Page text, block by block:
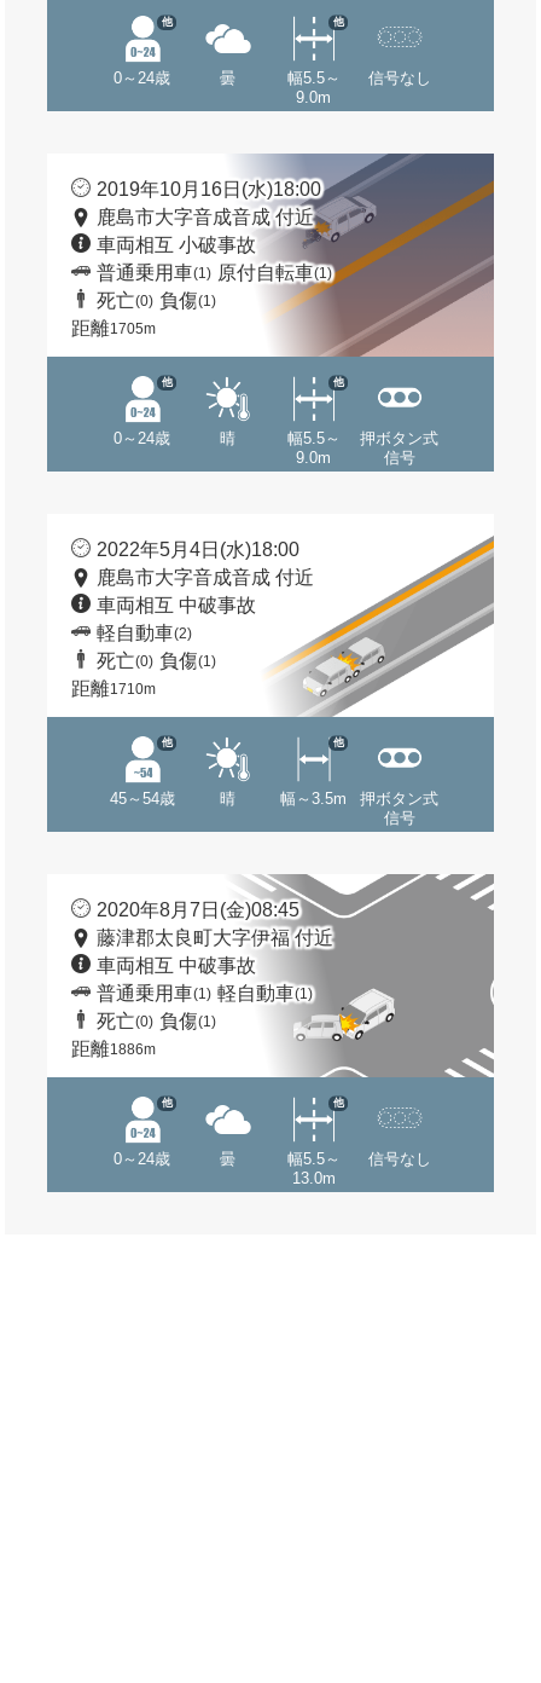
0～24歳
他
曇
幅5.5～
9.0m
他
信号なし
2019年10月16日(水)18:00
鹿島市大字音成音成 付近
車両相互 小破事故
普通乗用車(1) 原付自転車(1)
死亡(0) 負傷(1)
距離1705m
0～24歳
他
晴
幅5.5～
9.0m
他
押ボタン式
信号
2022年5月4日(水)18:00
鹿島市大字音成音成 付近
車両相互 中破事故
軽自動車(2)
死亡(0) 負傷(1)
距離1710m
45～54歳
他
晴 幅～3.5m
他
押ボタン式
信号
2020年8月7日(金)08:45
藤津郡太良町大字伊福 付近
車両相互 中破事故
普通乗用車(1) 軽自動車(1)
死亡(0) 負傷(1)
距離1886m
0～24歳
他
曇
幅5.5～
13.0m
他
信号なし